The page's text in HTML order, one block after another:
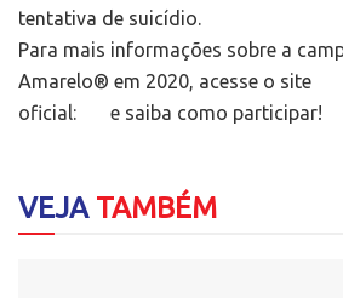
tentativa de suicídio.
Para mais informações sobre a
Amarelo® em 2020, acesse o site
oficial:
e saiba como participar!
VEJATAMBÉM